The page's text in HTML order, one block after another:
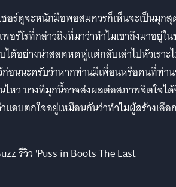
อร์ดูจะหนักมือพอสมควรก็เห็นจะเป็นมุก
อร์โรที่กล่าวถึงที่มาว่าทำไมเขาถึงมาอยู่ใ
ด้อย่างน่าสลดหดหู่แต่กลับเล่าไปหัวเราะ
ก่อนนะครับว่าหากท่านมีเพื่อนหรือคนที่ท่า
หว บางทีมุกนี้อาจส่งผลต่อสภาพจิตใจไ
แอบตกใจอยู่เหมือนกันว่าทำไมผู้สร้างเลือ